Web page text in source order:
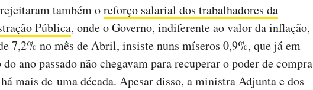
também oreforço salarial dos trabalhadores da
Pública, onde o Governo, indiferente ao valor da inflação,
7,2% no mês de Abril, insiste nuns míseros 0,9%, que já em
ano passado não chegavam para recuperar o poder de compra
mais de uma década. Apesar disso, a ministra Adjunta e dos